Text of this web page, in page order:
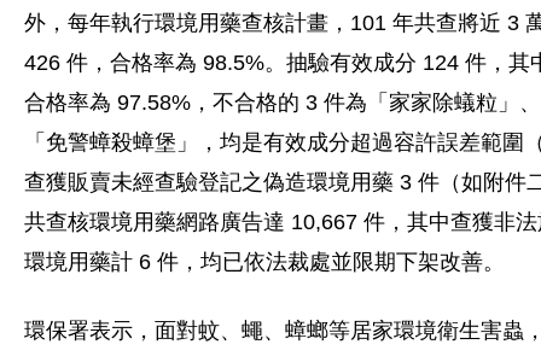
外，每年執行環境用藥查核計畫，101 年共查將近 3
426 件，合格率為 98.5%。抽驗有效成分 124 件，其
合格率為 97.58%，不合格的 3 件為「家家除蟻粒」
「免警蟑殺蟑堡」，均是有效成分超過容許誤差範圍
查獲販賣未經查驗登記之偽造環境用藥 3 件（如附件
共查核環境用藥網路廣告達 10,667 件，其中查獲非
環境用藥計 6 件，均已依法裁處並限期下架改善。
環保署表示，面對蚊、蠅、蟑螂等居家環境衛生害蟲